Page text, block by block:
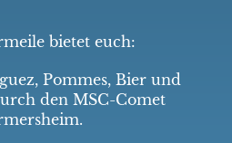
bietet euch:
Pommes, Bier und
den MSC-Comet